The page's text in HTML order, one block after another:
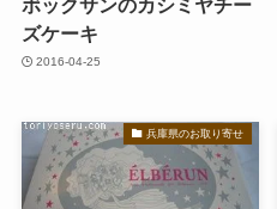
ズケーキ
2016-04-25
兵庫県のお取り寄せ